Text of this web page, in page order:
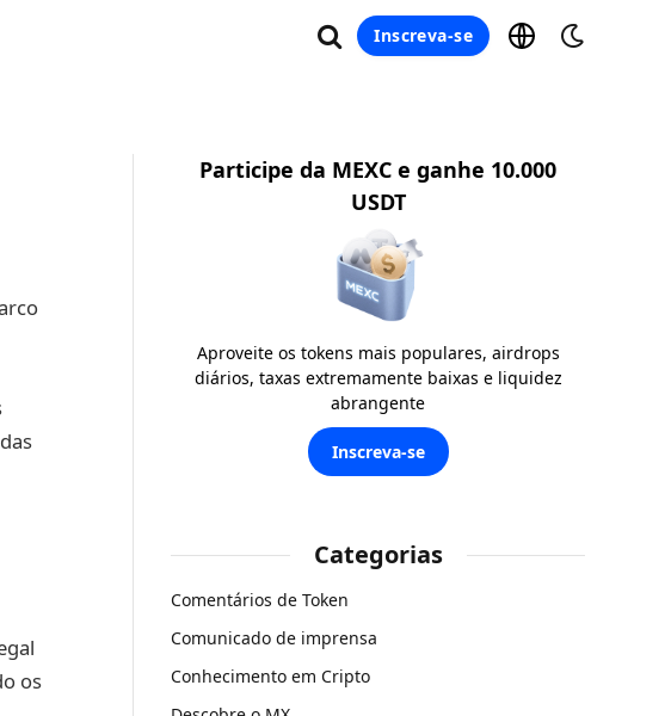
Inscreva-se
os
Participe da MEXC e ganhe 10.000
USDT
Aproveite os tokens mais populares, airdrops
diários, taxas extremamente baixas e liquidez
abrangente
Inscreva-se
Categorias
Comentários de Token
Comunicado de imprensa
Conhecimento em Cripto